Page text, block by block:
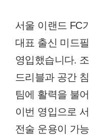
서울 이랜드 FC
대표 출신 미드
영입했습니다.
드리블과 공간
팀에 활력을 불
이번 영입으로
전술 운용이 가